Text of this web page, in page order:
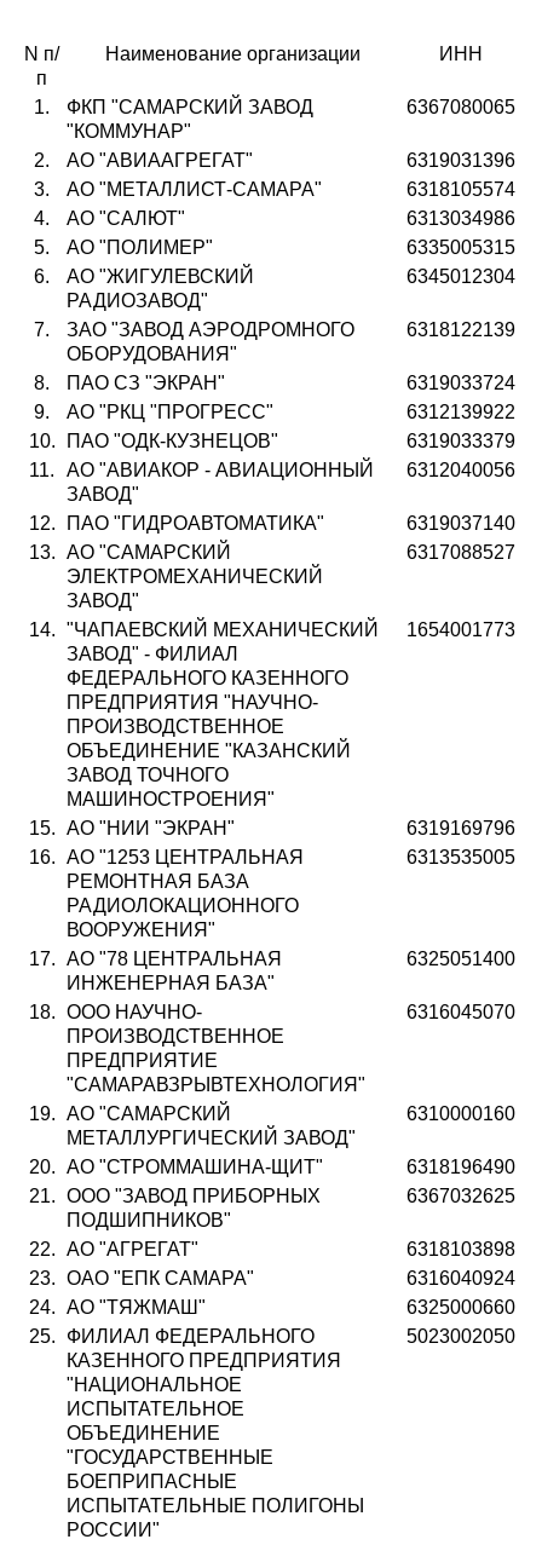
N п/
п
Наименование организации ИНН
1.
ФКП "САМАРСКИЙ ЗАВОД
"КОММУНАР"
6367080065
2. АО "АВИААГРЕГАТ"
6319031396
3.
АО "МЕТАЛЛИСТ-САМАРА"
6318105574
4.
АО "САЛЮТ"
6313034986
5.
АО "ПОЛИМЕР"
6335005315
6.
АО "ЖИГУЛЕВСКИЙ
РАДИОЗАВОД"
6345012304
7.
ЗАО "ЗАВОД АЭРОДРОМНОГО
ОБОРУДОВАНИЯ"
6318122139
8. ПАО СЗ "ЭКРАН"
6319033724
9.
АО "РКЦ "ПРОГРЕСС"
6312139922
10.
ПАО "ОДК-КУЗНЕЦОВ"
6319033379
11.
АО "АВИАКОР - АВИАЦИОННЫЙ
ЗАВОД"
6312040056
12. ПАО "ГИДРОАВТОМАТИКА"
6319037140
13. АО "САМАРСКИЙ
ЭЛЕКТРОМЕХАНИЧЕСКИЙ
ЗАВОД"
6317088527
14. "ЧАПАЕВСКИЙ МЕХАНИЧЕСКИЙ
ЗАВОД" - ФИЛИАЛ
ФЕДЕРАЛЬНОГО КАЗЕННОГО
ПРЕДПРИЯТИЯ "НАУЧНО-
ПРОИЗВОДСТВЕННОЕ
ОБЪЕДИНЕНИЕ "КАЗАНСКИЙ
ЗАВОД ТОЧНОГО
МАШИНОСТРОЕНИЯ"
1654001773
15. АО "НИИ "ЭКРАН"
6319169796
16. АО "1253 ЦЕНТРАЛЬНАЯ
РЕМОНТНАЯ БАЗА
РАДИОЛОКАЦИОННОГО
ВООРУЖЕНИЯ"
6313535005
17. АО "78 ЦЕНТРАЛЬНАЯ
ИНЖЕНЕРНАЯ БАЗА"
6325051400
18. ООО НАУЧНО-
ПРОИЗВОДСТВЕННОЕ
ПРЕДПРИЯТИЕ
"САМАРАВЗРЫВТЕХНОЛОГИЯ"
6316045070
19. АО "САМАРСКИЙ
МЕТАЛЛУРГИЧЕСКИЙ ЗАВОД"
6310000160
20. АО "СТРОММАШИНА-ЩИТ"
6318196490
21. ООО "ЗАВОД ПРИБОРНЫХ
ПОДШИПНИКОВ"
6367032625
22. АО "АГРЕГАТ"
6318103898
23. ОАО "ЕПК САМАРА"
6316040924
24. АО "ТЯЖМАШ"
6325000660
25.
ФИЛИАЛ ФЕДЕРАЛЬНОГО
КАЗЕННОГО ПРЕДПРИЯТИЯ
"НАЦИОНАЛЬНОЕ
ИСПЫТАТЕЛЬНОЕ
ОБЪЕДИНЕНИЕ
"ГОСУДАРСТВЕННЫЕ
БОЕПРИПАСНЫЕ
ИСПЫТАТЕЛЬНЫЕ ПОЛИГОНЫ
РОССИИ"
5023002050